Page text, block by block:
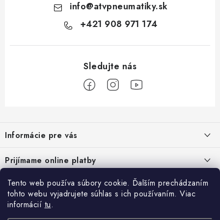
Tento web používa súbory cookie. Ďalším prechádzaním
tohto webu vyjadrujete súhlas s ich používaním. Viac
informácií tu.
info@atvpneumatiky.sk
+421 908 971 174
p
ä
t
Informácie pre vás
Reklamačný poriadok - formulár
Kontakt
Prijímame online platby
Prihlásenie
E-mail
Facebook